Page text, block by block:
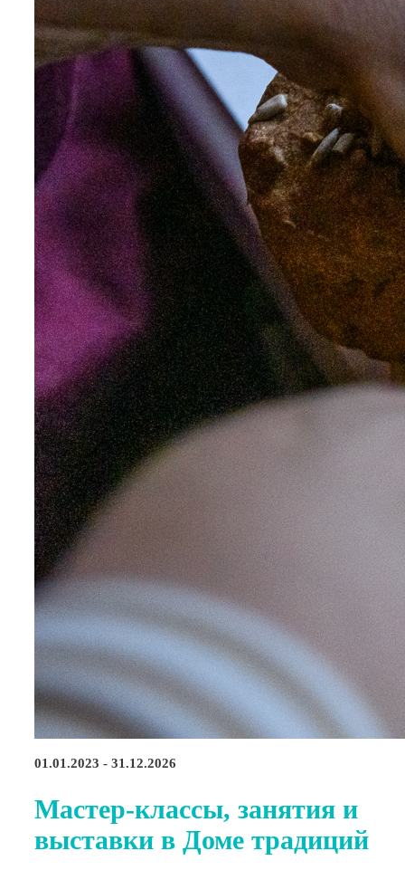
01.01.2023 - 31.12.2026
Мастер-классы, занятия и
выставки в Доме традиций